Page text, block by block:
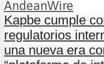
AndeanWire
Kapbe cumple
regulatorios
una nueva era